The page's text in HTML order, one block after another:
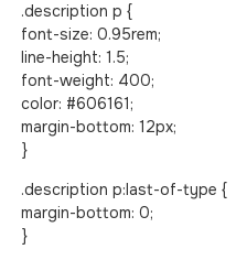
.description p {
font-size: 0.95rem;
line-height: 1.5;
font-weight: 400;
color: #606161;
margin-bottom: 12px;
}
.description p:last-of-type {
margin-bottom: 0;
}